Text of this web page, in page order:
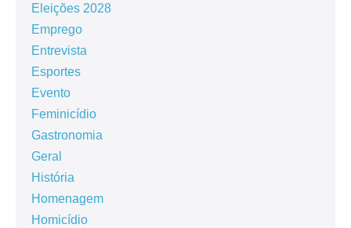
Eleições 2028
Emprego
Entrevista
Esportes
Evento
Feminicídio
Gastronomia
Geral
História
Homenagem
Homicídio